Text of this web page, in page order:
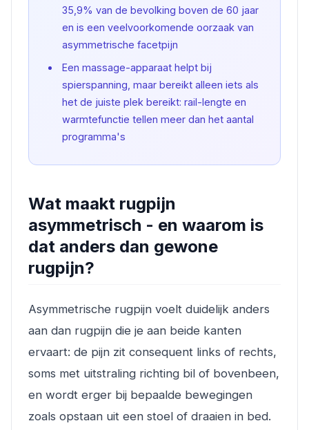
35,9% van de bevolking boven de 60 jaar
en is een veelvoorkomende oorzaak van
asymmetrische facetpijn
Een massage-apparaat helpt bij
spierspanning, maar bereikt alleen iets als
het de juiste plek bereikt: rail-lengte en
warmtefunctie tellen meer dan het aantal
programma's
Wat maakt rugpijn
asymmetrisch - en waarom is
dat anders dan gewone
rugpijn?
Asymmetrische rugpijn voelt duidelijk anders
aan dan rugpijn die je aan beide kanten
ervaart: de pijn zit consequent links of rechts,
soms met uitstraling richting bil of bovenbeen,
en wordt erger bij bepaalde bewegingen
zoals opstaan uit een stoel of draaien in bed.